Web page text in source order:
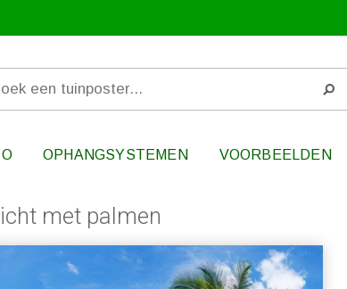
OPHANGSYSTEMEN VOORBEELDEN
met palmen